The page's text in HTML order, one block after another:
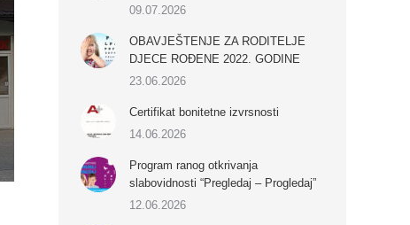
09.07.2026
OBAVJEŠTENJE ZA RODITELJE
DJECE ROĐENE 2022. GODINE
23.06.2026
Certifikat bonitetne izvrsnosti
14.06.2026
Program ranog otkrivanja
slabovidnosti “Pregledaj – Progledaj”
12.06.2026